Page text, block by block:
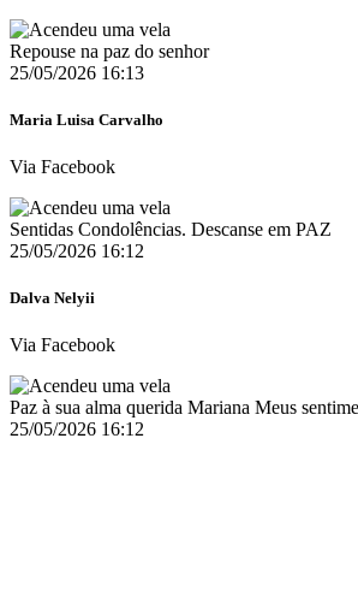
Repouse na paz do senhor
25/05/2026 16:13
Maria Luisa Carvalho
Via Facebook
Sentidas Condolências. Descanse em PAZ
25/05/2026 16:12
Dalva Nelyii
Via Facebook
Paz à sua alma querida Mariana Meus
25/05/2026 16:12